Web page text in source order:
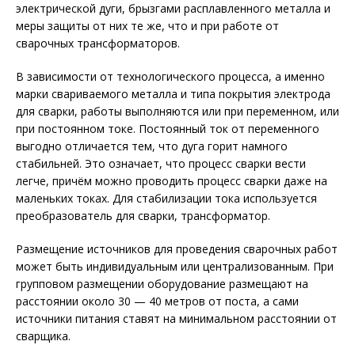
электрической дуги, брызгами расплавленного металла и
меры защиты от них те же, что и при работе от
сварочных трансформаторов.
В зависимости от технологического процесса, а именно
марки свариваемого металла и типа покрытия электрода
для сварки, работы выполняются или при переменном, или
при постоянном токе. Постоянный ток от переменного
выгодно отличается тем, что дуга горит намного
стабильней. Это означает, что процесс сварки вести
легче, причём можно проводить процесс сварки даже на
маленьких токах. Для стабилизации тока используется
преобразователь для сварки, трансформатор.
Размещение источников для проведения сварочных работ
может быть индивидуальным или централизованным. При
групповом размещении оборудование размещают на
расстоянии около 30 — 40 метров от поста, а сами
источники питания ставят на минимальном расстоянии от
сварщика.